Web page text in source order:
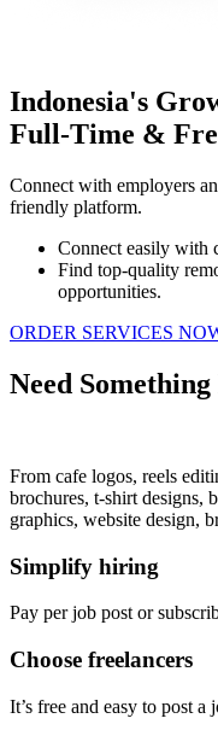
Indonesia's
Full-Time &
Connect with employers
friendly platform.
Connect easily with
Find top-quality
opportunities.
ORDER SERVICES
Need Something
From cafe logos, reels
brochures, t-shirt designs,
graphics, website design,
Simplify hiring
Pay per job post or
Choose freelancers
It’s free and easy to post